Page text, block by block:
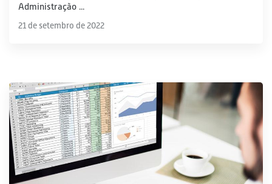
Administração ...
21 de setembro de 2022